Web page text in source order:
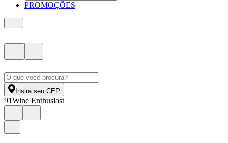
PROMOÇÕES
Insira seu CEP
91Wine Enthusiast